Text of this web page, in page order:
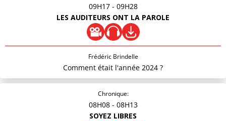
09H17 - 09H28
LES AUDITEURS ONT LA PAROLE
Frédéric Brindelle
Comment était l'année 2024 ?
Chronique:
08H08 - 08H13
SOYEZ LIBRES